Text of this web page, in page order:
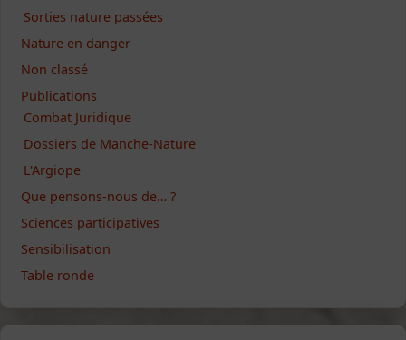
Sorties nature passées
Nature en danger
Non classé
Publications
Combat Juridique
Dossiers de Manche-Nature
L'Argiope
Que pensons-nous de… ?
Sciences participatives
Sensibilisation
Table ronde